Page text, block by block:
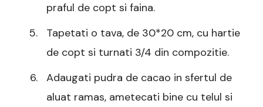
praful de copt si faina.
Tapetati o tava, de 30*20 cm, cu hartie
de copt si turnati 3/4 din compozitie.
Adaugati pudra de cacao in sfertul de
aluat ramas, ametecati bine cu telul si